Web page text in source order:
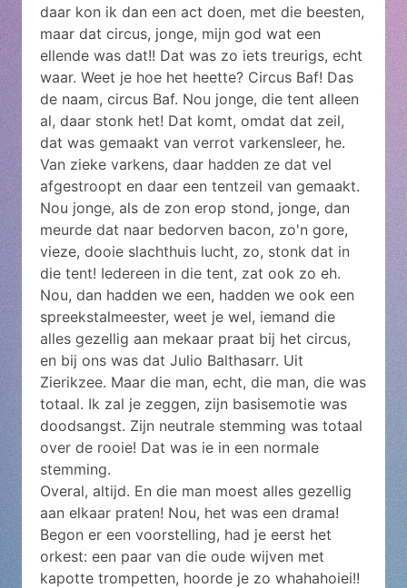
daar kon ik dan een act doen, met die beesten,
maar dat circus, jonge, mijn god wat een
ellende was dat!! Dat was zo iets treurigs, echt
waar. Weet je hoe het heette? Circus Baf! Das
de naam, circus Baf. Nou jonge, die tent alleen
al, daar stonk het! Dat komt, omdat dat zeil,
dat was gemaakt van verrot varkensleer, he.
Van zieke varkens, daar hadden ze dat vel
afgestroopt en daar een tentzeil van gemaakt.
Nou jonge, als de zon erop stond, jonge, dan
meurde dat naar bedorven bacon, zo'n gore,
vieze, dooie slachthuis lucht, zo, stonk dat in
die tent! Iedereen in die tent, zat ook zo eh.
Nou, dan hadden we een, hadden we ook een
spreekstalmeester, weet je wel, iemand die
alles gezellig aan mekaar praat bij het circus,
en bij ons was dat Julio Balthasarr. Uit
Zierikzee. Maar die man, echt, die man, die was
totaal. Ik zal je zeggen, zijn basisemotie was
doodsangst. Zijn neutrale stemming was totaal
over de rooie! Dat was ie in een normale
stemming.
Overal, altijd. En die man moest alles gezellig
aan elkaar praten! Nou, het was een drama!
Begon er een voorstelling, had je eerst het
orkest: een paar van die oude wijven met
kapotte trompetten, hoorde je zo whahahoiei!!